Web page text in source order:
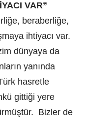
VAR”
beraberliğe,
ihtiyacı var.
dünyaya da
yanında
hasretle
gittiği yere
Bizler de